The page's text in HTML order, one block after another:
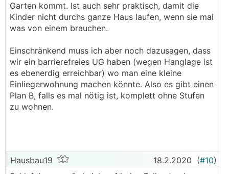
Garten kommt. Ist auch sehr praktisch, damit die
Kinder nicht durchs ganze Haus laufen, wenn sie mal
was von einem brauchen.
Einschränkend muss ich aber noch dazusagen, dass
wir ein barrierefreies UG haben (wegen Hanglage ist
es ebenerdig erreichbar) wo man eine kleine
Einliegerwohnung machen könnte. Also es gibt einen
Plan B, falls es mal nötig ist, komplett ohne Stufen
zu wohnen.
Hausbau19 18.2.2020 (#10)